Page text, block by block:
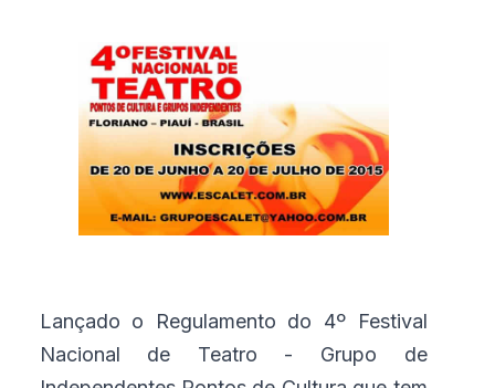
Lançado o Regulamento do 4º Festival
Nacional de Teatro - Grupo de